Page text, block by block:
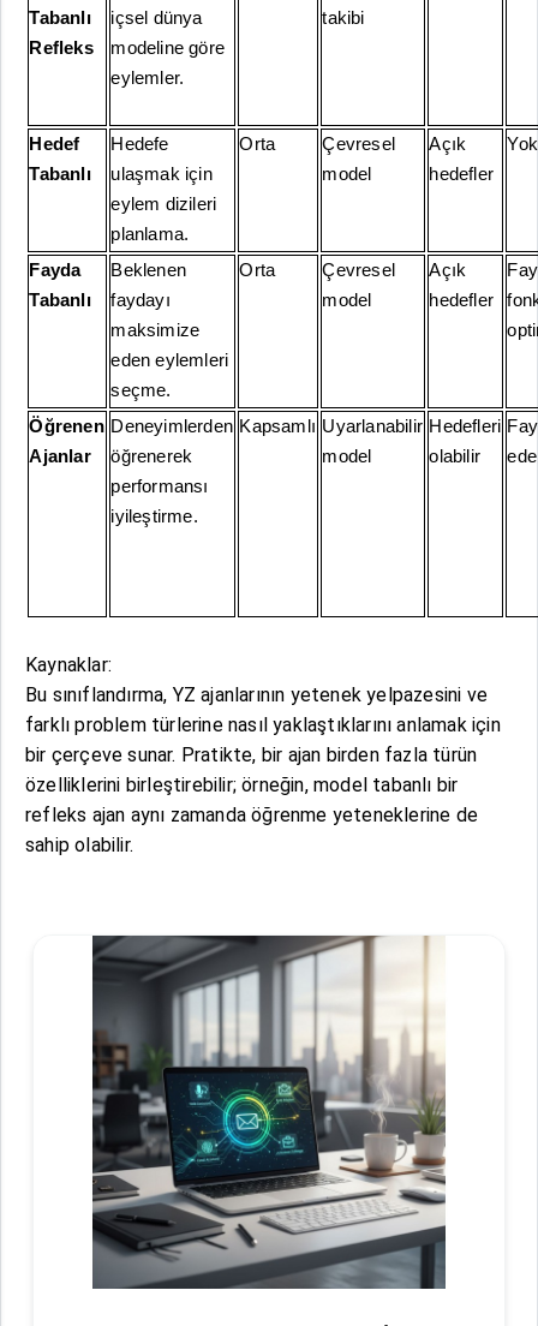
Tabanlı
Refleks
içsel dünya
modeline göre
eylemler.
takibi
Hedef
Tabanlı
Hedefe
ulaşmak için
eylem dizileri
planlama.
Orta
Çevresel
model
Açık
hedefler
Yok
Fayda
Tabanlı
Beklenen
faydayı
maksimize
eden eylemleri
seçme.
Orta
Çevresel
model
Açık
hedefler
Öğrenen
Ajanlar
Deneyimlerden
öğrenerek
performansı
iyileştirme.
Kapsamlı Uyarlanabilir
model
Hedefleri
olabilir
Kaynaklar:
Bu sınıflandırma, YZ ajanlarının yetenek yelpazesini ve
farklı problem türlerine nasıl yaklaştıklarını anlamak için
bir çerçeve sunar. Pratikte, bir ajan birden fazla türün
özelliklerini birleştirebilir; örneğin, model tabanlı bir
refleks ajan aynı zamanda öğrenme yeteneklerine de
sahip olabilir.